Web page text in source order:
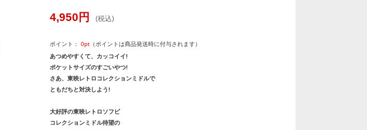
4,950 円 (税込)
ポイント： 0pt （ポイントは商品発送時に付与されます）
あつめやすくて、カッコイイ!
ポケットサイズのすごいやつ!
さあ、東映レトロコレクションミドルで
ともだちと対決しよう!
大好評の東映レトロソフビ
コレクションミドル待望の